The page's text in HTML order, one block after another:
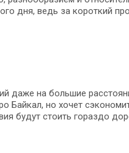
дня, ведь за короткий
даже на большие
Байкал, но хочет
будут стоить гораздо